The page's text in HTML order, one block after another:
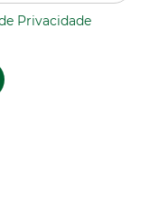
Privacidade